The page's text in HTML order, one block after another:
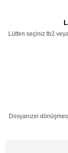
Lütfen seçiniz fb2
Dosyanızın